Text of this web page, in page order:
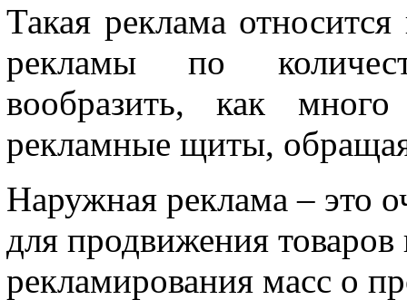
Такая реклама
рекламы по
вообразить, как
рекламные щиты,
Наружная реклама – это
для продвижения товаров
рекламирования масс о